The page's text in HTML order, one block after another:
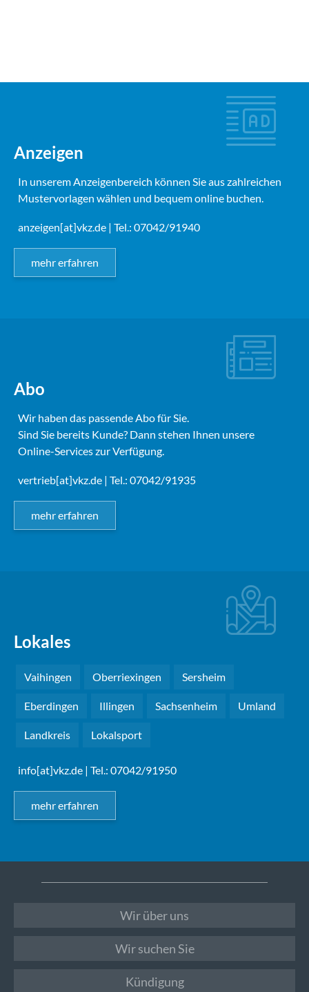
Anzeigen
In unserem Anzeigenbereich können Sie aus zahlreichen
Mustervorlagen wählen und bequem online buchen.
anzeigen[at]vkz.de | Tel.: 07042/91940
mehr erfahren
Abo
Wir haben das passende Abo für Sie.
Sind Sie bereits Kunde? Dann stehen Ihnen unsere
Online-Services zur Verfügung.
vertrieb[at]vkz.de | Tel.: 07042/91935
mehr erfahren
Lokales
Vaihingen Oberriexingen Sersheim
Eberdingen Illingen Sachsenheim Umland
Landkreis Lokalsport
info[at]vkz.de | Tel.: 07042/91950
mehr erfahren
Wir über uns
Wir suchen Sie
Kündigung